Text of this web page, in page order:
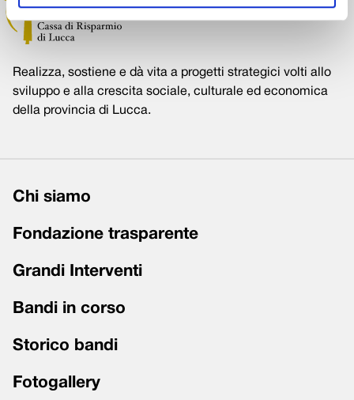
Realizza, sostiene e dà vita a progetti strategici volti allo
sviluppo e alla crescita sociale, culturale ed economica
della provincia di Lucca.
Chi siamo
Fondazione trasparente
Grandi Interventi
Bandi in corso
Storico bandi
Fotogallery